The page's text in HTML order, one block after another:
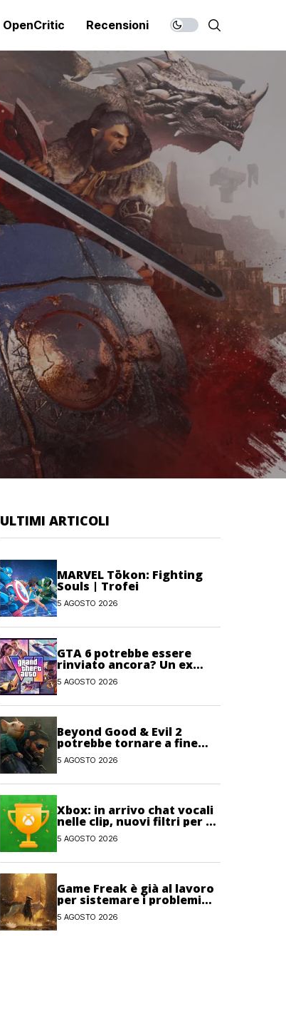
OpenCritic Recensioni
ULTIMI ARTICOLI
MARVEL Tōkon: Fighting
Souls | Trofei
5 AGOSTO 2026
GTA 6 potrebbe essere
rinviato ancora? Un ex
sviluppatore di Rockstar
non lo esclude
5 AGOSTO 2026
Beyond Good & Evil 2
potrebbe tornare a fine
anno con un nuovo nome
5 AGOSTO 2026
Xbox: in arrivo chat vocali
nelle clip, nuovi filtri per gli
Obiettivi e salvataggi
cloud recuperabili
5 AGOSTO 2026
Game Freak è già al lavoro
per sistemare i problemi
maggiori di Beast of
Reincarnation
5 AGOSTO 2026